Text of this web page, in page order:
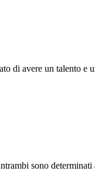
di avere un talento
sono